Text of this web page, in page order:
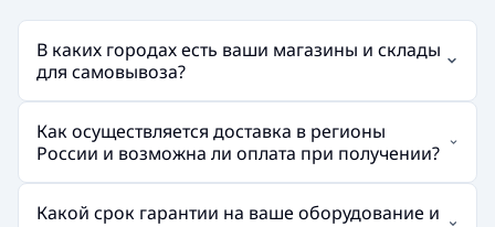
В каких городах есть ваши магазины и склады
для самовывоза?
Как осуществляется доставка в регионы
России и возможна ли оплата при получении?
Какой срок гарантии на ваше оборудование и